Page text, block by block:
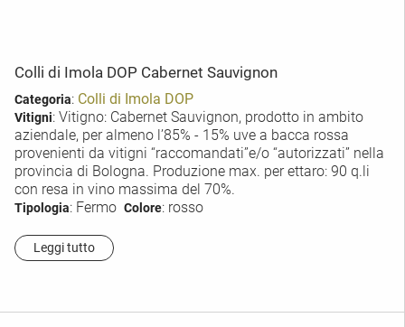
Colli di Imola DOP Cabernet Sauvignon
Categoria: Colli di Imola DOP
Vitigni: Vitigno: Cabernet Sauvignon, prodotto in ambito
aziendale, per almeno l’85% - 15% uve a bacca rossa
provenienti da vitigni “raccomandati”e/o “autorizzati” nella
provincia di Bologna. Produzione max. per ettaro: 90 q.li
con resa in vino massima del 70%.
Tipologia: Fermo Colore: rosso
Leggi tutto